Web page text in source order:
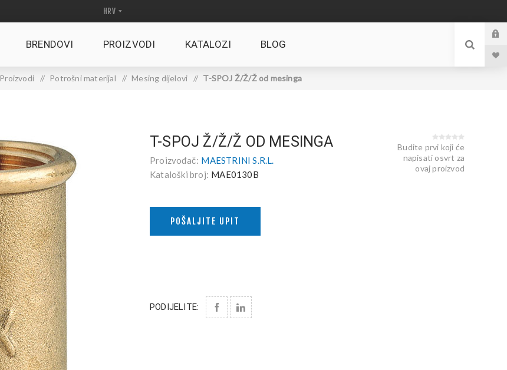
BRENDOVI PROIZVODI KATALOZI BLOG
Proizvodi / Potrošni materijal / Mesing dijelovi / T-SPOJ Ž/Ž/Ž od mesinga
T-SPOJ Ž/Ž/Ž OD MESINGA
Proizvođač: MAESTRINI S.R.L.
Kataloški broj: MAE0130B
Budite prvi koji će
napisati osvrt za
ovaj proizvod
POŠALJITE UPIT
PODIJELITE: